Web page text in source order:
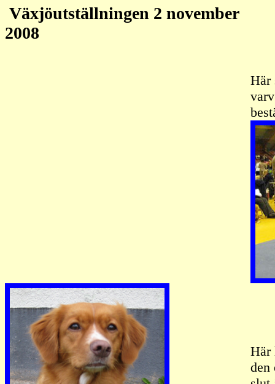
Växjöutställningen 2 november
2008
Här
Här
den